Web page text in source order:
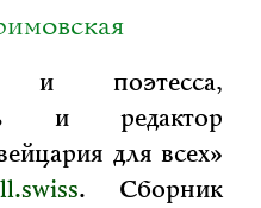
и поэтесса,
и редактор
для всех»
. Сборник